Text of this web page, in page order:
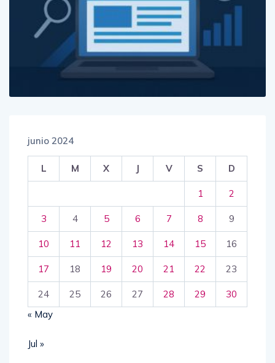
junio 2024
L M X J V S D
1 2
3 4 5 6 7 8 9
10 11 12 13 14 15 16
17 18 19 20 21 22 23
24 25 26 27 28 29
30
« May
Jul »